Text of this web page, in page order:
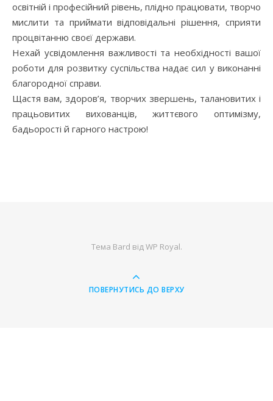
освітній і професійний рівень, плідно працювати, творчо
мислити та приймати відповідальні рішення, сприяти
процвітанню своєї держави.
Нехай усвідомлення важливості та необхідності вашої
роботи для розвитку суспільства надає сил у виконанні
благородної справи.
Щастя вам, здоров’я, творчих звершень, талановитих і
працьовитих вихованців, життєвого оптимізму,
бадьорості й гарного настрою!
Тема Bard відWP Royal.
ПОВЕРНУТИСЬ ДО ВЕРХУ